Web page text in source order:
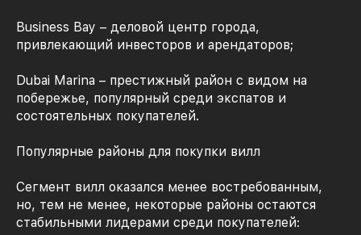
Business Bay – деловой центр города,
привлекающий инвесторов и арендаторов;
Dubai Marina – престижный район с видом на
побережье, популярный среди экспатов и
состоятельных покупателей.
Популярные районы для покупки вилл
Сегмент вилл оказался менее востребованным,
но, тем не менее, некоторые районы остаются
стабильными лидерами среди покупателей: